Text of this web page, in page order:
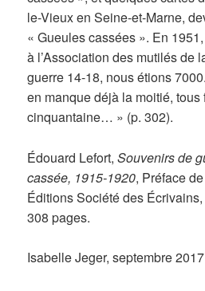
le-Vieux en Seine-et-Marne,
« Gueules cassées ». En
à l’Association des mutilés de
guerre 14-18, nous étions
en manque déjà la moitié,
cinquantaine… » (p. 302).
Édouard Lefort,Souvenirs de
cassée, 1915-1920, Préface
Éditions Société des
308 pages.
Isabelle Jeger, septembre 2017